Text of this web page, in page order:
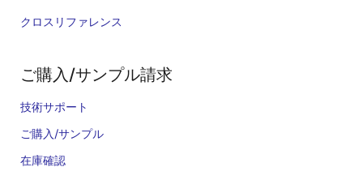
クロスリファレンス
ご購入/サンプル請求
技術サポート
ご購入/サンプル
在庫確認